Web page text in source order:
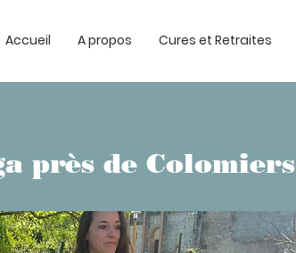
Accueil A propos Cures et Retraites
près de Colomiers